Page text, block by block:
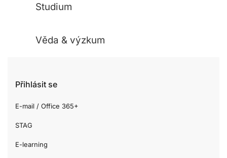
Studium
Věda & výzkum
Přihlásit se
E-mail / Office 365+
STAG
E-learning